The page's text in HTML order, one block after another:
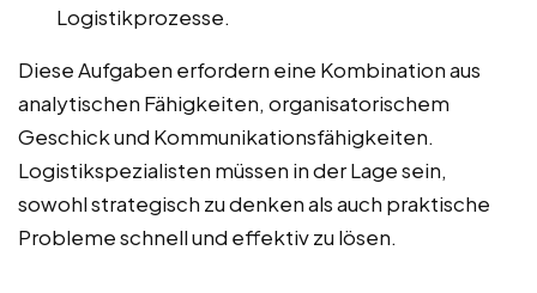
Logistikprozesse.
Diese Aufgaben erfordern eine Kombination aus
analytischen Fähigkeiten, organisatorischem
Geschick und Kommunikationsfähigkeiten.
Logistikspezialisten müssen in der Lage sein,
sowohl strategisch zu denken als auch praktische
Probleme schnell und effektiv zu lösen.